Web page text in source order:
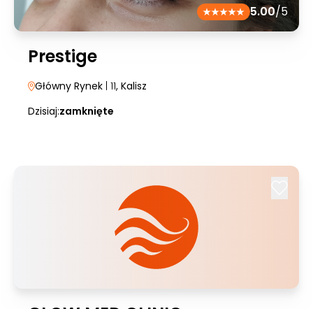
5.00/5
Prestige
Główny Rynek | 11, Kalisz
Dzisiaj:zamknięte